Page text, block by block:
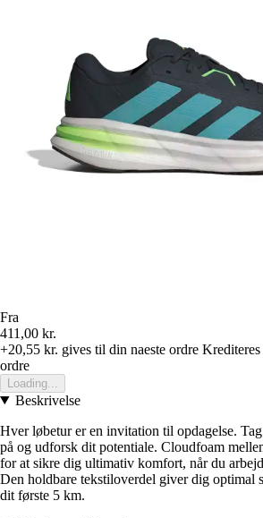
Fra
411,00 kr.
+20,55 kr. gives til din naeste ordre
ordre
Loading...
Beskrivelse
Hver løbetur er en invitation til opdagelse.
på og udforsk dit potentiale. Cloudfoam
for at sikre dig ultimativ komfort, når du
Den holdbare tekstiloverdel giver dig optimal
dit første 5 km.